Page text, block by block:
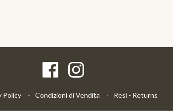
Policy Condizioni di Vendita Resi - Returns